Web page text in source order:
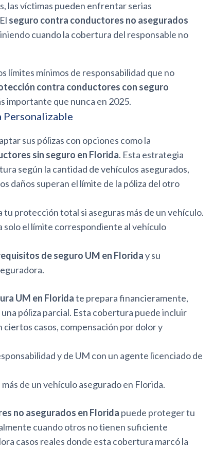
las víctimas pueden enfrentar serias
seguro contra conductores no asegurados
cuando la cobertura del responsable no
límites mínimos de responsabilidad que no
contra conductores con seguro
importante que nunca en 2025.
Personalizable
sus pólizas con opciones como la
sin seguro en Florida. Esta estrategia
según la cantidad de vehículos asegurados,
daños superan el límite de la póliza del otro
tu protección total si aseguras más de un vehículo.
solo el límite correspondiente al vehículo
de seguro UM en Floriday su
UM en Floridate prepara financieramente,
póliza parcial. Esta cobertura puede incluir
ciertos casos, compensación por dolor y
y de UM con un agente licenciado de
de un vehículo asegurado en Florida.
no asegurados en Florida puede proteger tu
cuando otros no tienen suficiente
casos reales donde esta cobertura marcó la